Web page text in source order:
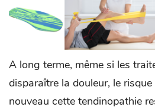
A long terme, même si les
disparaître la douleur, le
nouveau cette tendinopathie